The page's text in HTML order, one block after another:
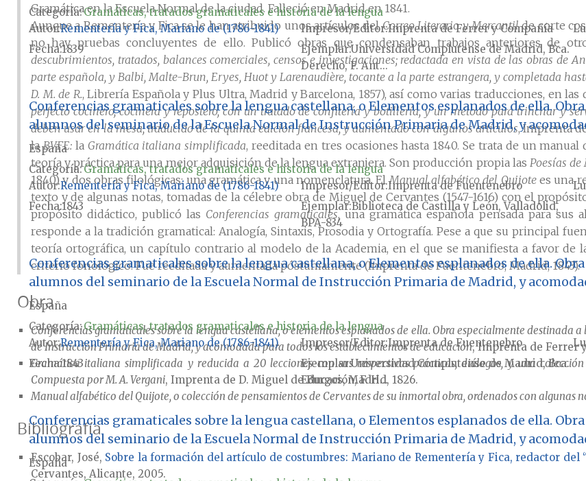
Gramática en la Escuela Normal de la ciudad. Falleció en Madrid en 1841.
Aunque a Rementería y Fica se le han atribuido unos artículos delCorreo Literario y Mercantilde corte
no hay pruebas concluyentes de ello. Publicó obras que condensaban trabajos anteriores de
descubrimientos, tratados, balances comerciales, censos e investigaciones; redactada en vista de las obras de
parte española, y Balbi, Malte-Brun, Eryes, Huot y Larenaudière, tocante a la parte estrangera, y completada
D. M. de R., Librería Española y Plus Ultra, Madrid y Barcelona, 1857), así como varias traducciones, en
perfecto cocinero, cocinera y repostero, con un tratado de confitería y botillería, y un método para trinchar y
deben usar en la mesa, traducido de la quinta edición francesa, y aumentado con algunos artículos, Imprenta
laBVFE:la Gramática italiana simplificada, reeditada en tres ocasiones hasta 1840. Se trata de un
teoría y práctica para una mejor adquisición de la lengua extranjera. Son producción propia las Poesías
1840) y dos obras filológicas: una gramática y una nomenclatura. ElManual alfabético del Quijotees una
texto y de algunas notas, tomadas de la célebre obra de Miguel de Cervantes (1547-1616) con el
propósito didáctico, publicó las Conferencias gramaticales, una gramática española pensada para
responde a la tradición gramatical: Analogía, Sintaxis, Prosodia y Ortografía. Pese a que su principal
teoría ortográfica, un capítulo contrario al modelo de la Academia, en el que se manifiesta a favor de
criterio fonológico. Fue reeditada y aumentada póstumamente (Imprenta de Fuentenebro, Madrid, 1843).
Obra
Conferencias gramaticales sobre la lengua castellana, o elementos esplanados de ella. Obra especialmente destinada
de Instrucción Primaria de Madrid, y acomodada para todos los establecimientos de educación, Imprenta de Ferrer
Gramática italiana simplificada y reducida a 20 lecciones con sus respectivas prácticas, diálogos, y una
Compuesta por M. A. Vergani, Imprenta de D. Miguel de Burgos, Madrid, 1826.
Manual alfabético del Quijote, o colección de pensamientos de Cervantes de su inmortal obra, ordenados con algunas
Bibliografía
Escobar, José, Sobre la formación del artículo de costumbres: Mariano de Rementería y Fica, redactor
Cervantes, Alicante, 2005.
Categoría:Gramáticas, tratados gramaticales e historia de la lengua
Autor Rementería y Fica, Mariano de (1786-1841) Impresor/Editor Imprenta de Ferrer y Compañía
Fecha1839 EjemplarUniversidad Complutense de Madrid, Bca.
Derecho, F. Ant...
Conferencias gramaticales sobre la lengua castellana, o Elementos esplanados de ella.
alumnos del seminario de la Escuela Normal de Instrucción Primaria de Madrid, y
España
Categoría:Gramáticas, tratados gramaticales e historia de la lengua
Autor Rementería y Fica, Mariano de (1786-1841) Impresor/Editor Imprenta de Fuentenebro
Fecha1843 Ejemplar Biblioteca de Castilla y León, Valladolid,
BPA-834
Conferencias gramaticales sobre la lengua castellana, o Elementos esplanados de ella.
alumnos del seminario de la Escuela Normal de Instrucción Primaria de Madrid, y
España
Categoría:Gramáticas, tratados gramaticales e historia de la lengua
Autor Rementería y Fica, Mariano de (1786-1841) Impresor/Editor Imprenta de Fuentenebro
Fecha1843 EjemplarUniversidad Complutense de Madrid, Bca.
Educación, F. H...
Conferencias gramaticales sobre la lengua castellana, o Elementos esplanados de ella.
alumnos del seminario de la Escuela Normal de Instrucción Primaria de Madrid, y
España